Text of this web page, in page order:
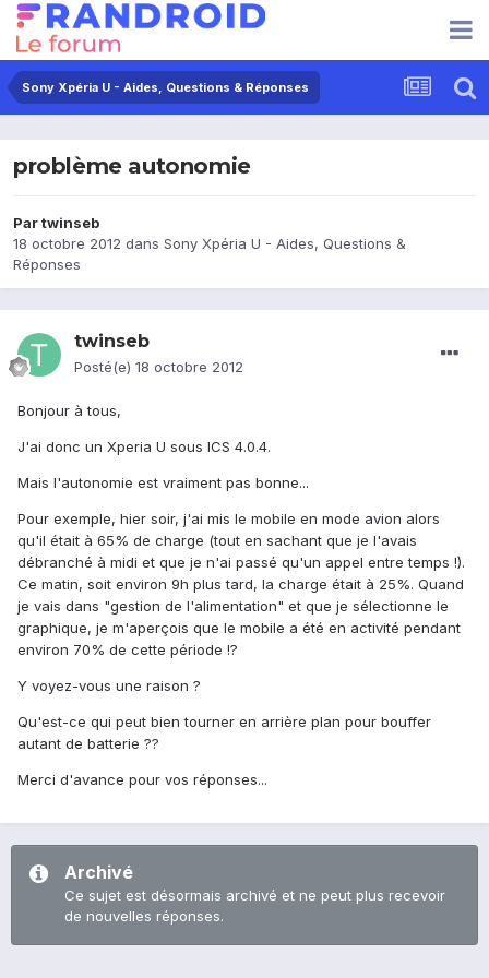
Sony Xpéria U - Aides, Questions & Réponses
problème autonomie
Partwinseb
18 octobre 2012 dans Sony Xpéria U - Aides, Questions &
Réponses
twinseb
Posté(e) 18 octobre 2012
Bonjour à tous,
J'ai donc un Xperia U sous ICS 4.0.4.
Mais l'autonomie est vraiment pas bonne...
Pour exemple, hier soir, j'ai mis le mobile en mode avion alors
qu'il était à 65% de charge (tout en sachant que je l'avais
débranché à midi et que je n'ai passé qu'un appel entre temps !).
Ce matin, soit environ 9h plus tard, la charge était à 25%. Quand
je vais dans "gestion de l'alimentation" et que je sélectionne le
graphique, je m'aperçois que le mobile a été en activité pendant
environ 70% de cette période !?
Y voyez-vous une raison ?
Qu'est-ce qui peut bien tourner en arrière plan pour bouffer
autant de batterie ??
Merci d'avance pour vos réponses...
Archivé
Ce sujet est désormais archivé et ne peut plus recevoir
de nouvelles réponses.